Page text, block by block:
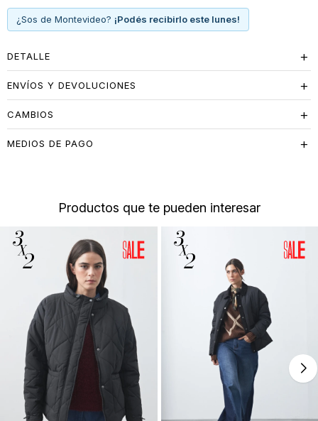
¿Sos de Montevideo? ¡Podés recibirlo este lunes!
DETALLE
ENVÍOS Y DEVOLUCIONES
CAMBIOS
MEDIOS DE PAGO
Productos que te pueden interesar